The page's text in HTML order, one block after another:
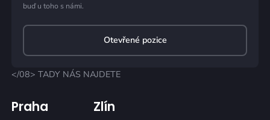
</08> TADY NÁS NAJDETE
Praha Zlín
buď u toho s námi.
Otevřené pozice